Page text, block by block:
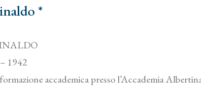
*
1942
accademica presso l’Accademia